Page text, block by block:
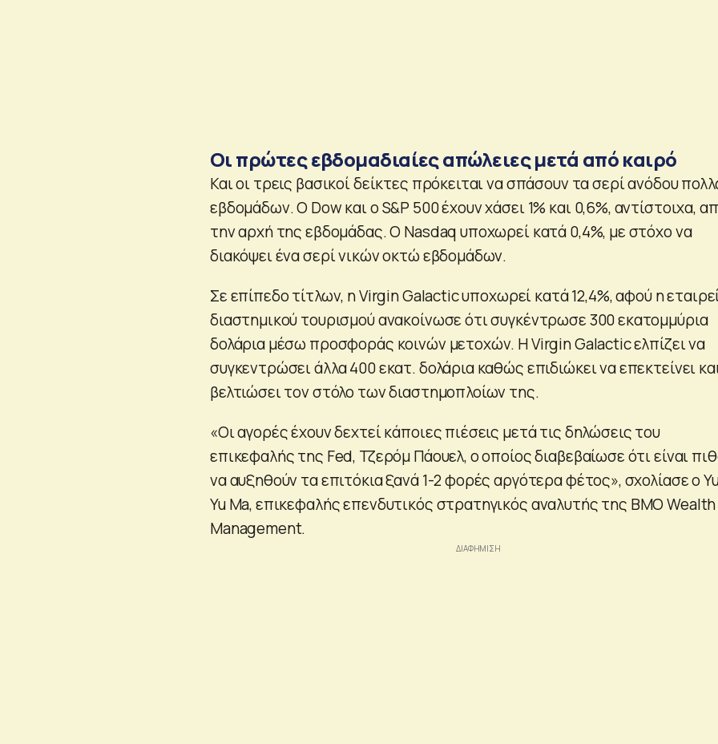
Οι πρώτες εβδομαδιαίες απώλειες μετά από καιρό
Και οι τρεις βασικοί δείκτες πρόκειται να σπάσουν τα σερί ανόδου
εβδομάδων. Ο Dow και ο S&P 500 έχουν χάσει 1% και 0,6%, αντίστοιχα,
την αρχή της εβδομάδας. Ο Nasdaq υποχωρεί κατά 0,4%, με στόχο να
διακόψει ένα σερί νικών οκτώ εβδομάδων.
Σε επίπεδο τίτλων, η Virgin Galactic υποχωρεί κατά 12,4%, αφού η
διαστημικού τουρισμού ανακοίνωσε ότι συγκέντρωσε 300 εκατομμύρια
δολάρια μέσω προσφοράς κοινών μετοχών. Η Virgin Galactic ελπίζει να
συγκεντρώσει άλλα 400 εκατ. δολάρια καθώς επιδιώκει να επεκτείνει
βελτιώσει τον στόλο των διαστημοπλοίων της.
«Οι αγορές έχουν δεχτεί κάποιες πιέσεις μετά τις δηλώσεις του
επικεφαλής της Fed, Τζερόμ Πάουελ, ο οποίος διαβεβαίωσε ότι είναι
να αυξηθούν τα επιτόκια ξανά 1-2 φορές αργότερα φέτος», σχολίασε ο
Yu Ma, επικεφαλής επενδυτικός στρατηγικός αναλυτής της BMO Wealth
Management.